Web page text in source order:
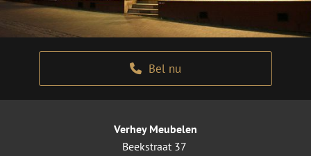
Bel nu
Verhey Meubelen
Beekstraat 37